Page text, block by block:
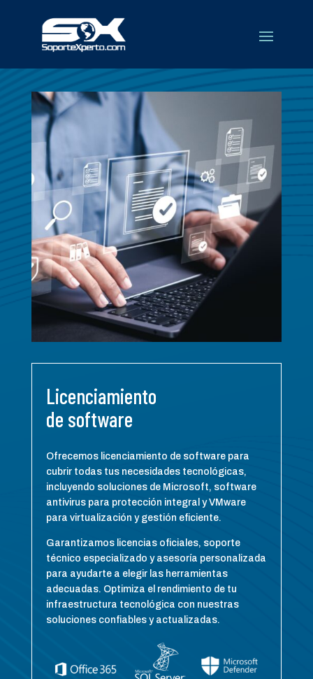
Licenciamiento
de software
Ofrecemos licenciamiento de software para
cubrir todas tus necesidades tecnológicas,
incluyendo soluciones de Microsoft, software
antivirus para protección integral y VMware
para virtualización y gestión eficiente.
Garantizamos licencias oficiales, soporte
técnico especializado y asesoría personalizada
para ayudarte a elegir las herramientas
adecuadas. Optimiza el rendimiento de tu
infraestructura tecnológica con nuestras
soluciones confiables y actualizadas.